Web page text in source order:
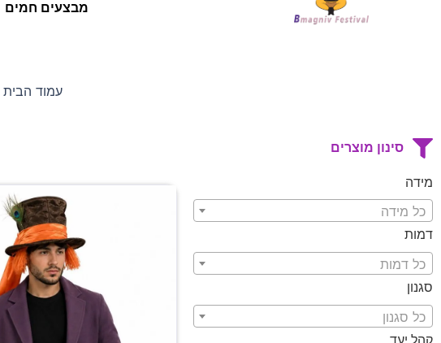
מבצעים חמים
עמוד הבית
סינון מוצרים
מידה
כל מידה
דמות
כל דמות
סגנון
כל סגנון
קהל יעד